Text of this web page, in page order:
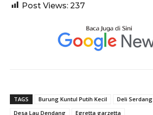
Post Views: 237
TAGS Burung Kuntul Putih Kecil
Deli Serdang
Desa Lau Dendang
Egretta garzetta